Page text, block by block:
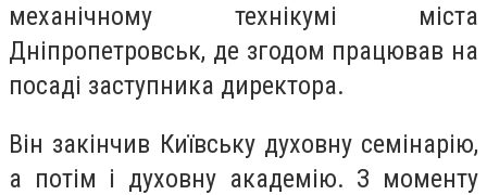
механічному технікумі міста
Дніпропетровськ, де згодом працював на
посаді заступника директора.
Він закінчив Київську духовну семінарію,
а потім і духовну академію. З моменту